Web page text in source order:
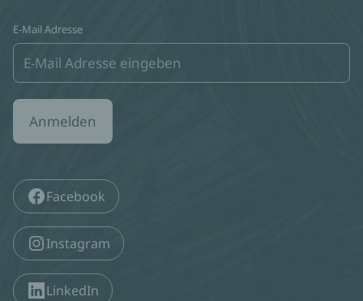
E-Mail Adresse
Anmelden
Facebook
Instagram
LinkedIn